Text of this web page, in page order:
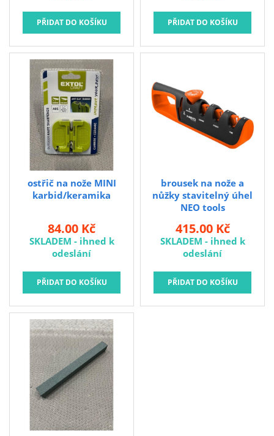
ostřič na nože MINI
karbid/keramika
84.00 Kč
SKLADEM - ihned k
odeslání
brousek na nože a
nůžky stavitelný úhel
NEO tools
415.00 Kč
SKLADEM - ihned k
odeslání